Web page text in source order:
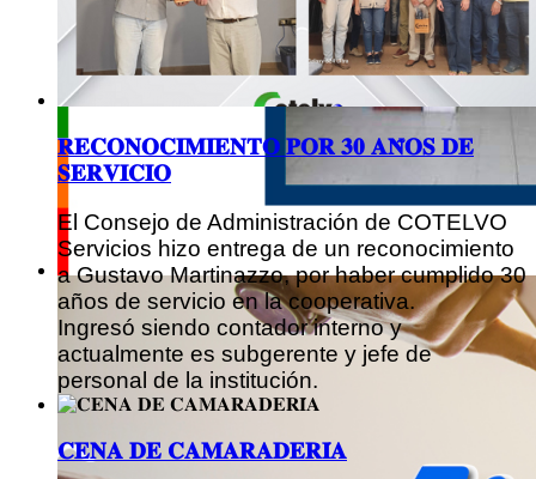
𝐑𝐄𝐂𝐎𝐍𝐎𝐂𝐈𝐌𝐈𝐄𝐍𝐓𝐎 𝐏𝐎𝐑 𝟑𝟎 𝐀𝐍̃𝐎𝐒 𝐃𝐄
𝐒𝐄𝐑𝐕𝐈𝐂𝐈𝐎
El Consejo de Administración de COTELVO
Servicios hizo entrega de un reconocimiento
a Gustavo Martinazzo, por haber cumplido 30
años de servicio en la cooperativa.
Ingresó siendo contador interno y
actualmente es subgerente y jefe de
personal de la institución.
𝐂𝐄𝐍𝐀 𝐃𝐄 𝐂𝐀𝐌𝐀𝐑𝐀𝐃𝐄𝐑𝐈́𝐀